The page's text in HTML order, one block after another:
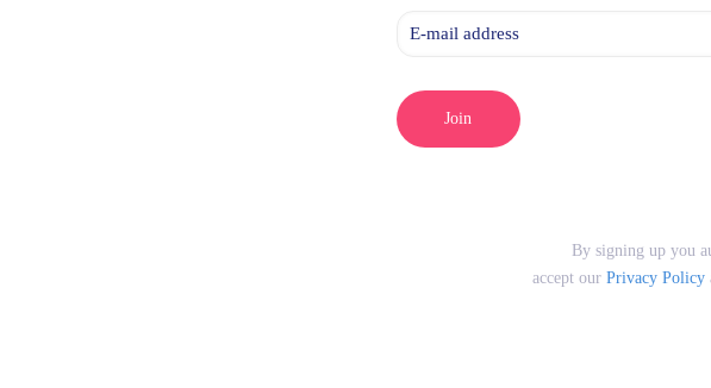
By signing up you
accept our Privacy Policy